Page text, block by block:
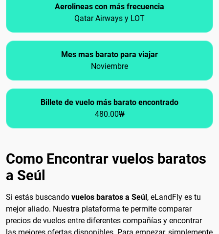
Aerolineas con más frecuencia
Qatar Airways y LOT
Mes mas barato para viajar
Noviembre
Billete de vuelo más barato encontrado
480.00₩
Como Encontrar vuelos baratos
a Seúl
Si estás buscando vuelos baratos a Seúl , eLandFly es tu
mejor aliado. Nuestra plataforma te permite comparar
precios de vuelos entre diferentes compañías y encontrar